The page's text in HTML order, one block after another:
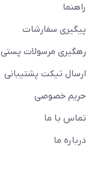
راهنما
پیگیری سفارشات
رهگیری مرسولات پستی
ارسال تیکت پشتیبانی
حریم خصوصی
تماس با ما
درباره ما